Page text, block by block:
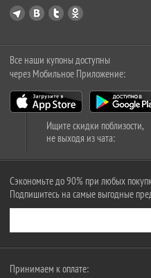
Все наши купоны доступны
через Мобильное Приложение:
Ищите скидки поблизости,
не выходя из чата:
Сэкономьте до 90% при любых
Подпишитесь на самые выгодные
Принимаем к оплате: